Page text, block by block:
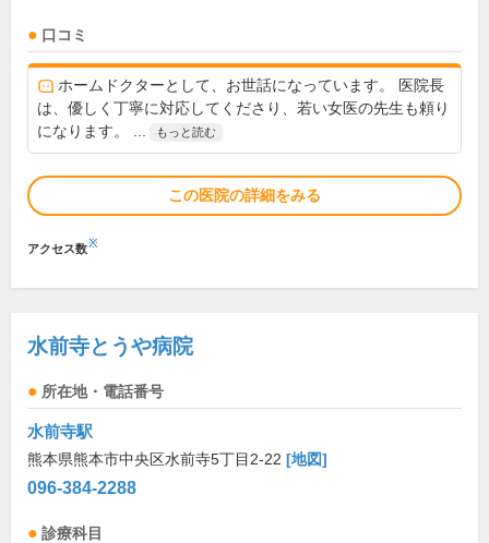
口コミ
ホームドクターとして、お世話になっています。 医院長
は、優しく丁寧に対応してくださり、若い女医の先生も頼り
になります。 ...
もっと読む
この医院の詳細をみる
アクセス数※
水前寺とうや病院
所在地・電話番号
水前寺駅
熊本県熊本市中央区水前寺5丁目2-22 [地図]
096-384-2288
診療科目